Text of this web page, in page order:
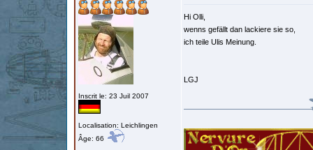
Inscrit le: 23 Juil 2007
Localisation: Leichlingen
Âge: 66
Hi Olli,
wenns gefällt dan lackiere sie so,
ich teile Ulis Meinung.
LGJ